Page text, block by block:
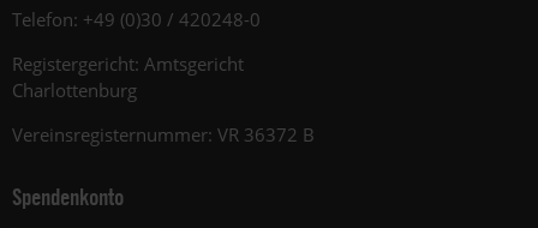
Telefon: +49 (0)30 / 420248-0
Registergericht: Amtsgericht
Charlottenburg
Vereinsregisternummer: VR 36372 B
Spendenkonto